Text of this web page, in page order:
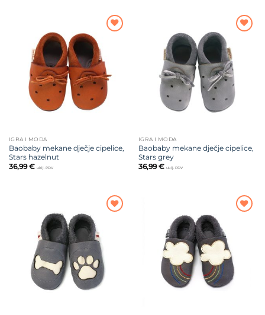
na listu
IGRA I MODA
Baobaby mekane dječje cipelice,
Stars hazelnut
36,99€ uklj. PDV
na listu
želja
IGRA I MODA
Baobaby mekane dječje cipelice,
Stars grey
36,99€ uklj. PDV